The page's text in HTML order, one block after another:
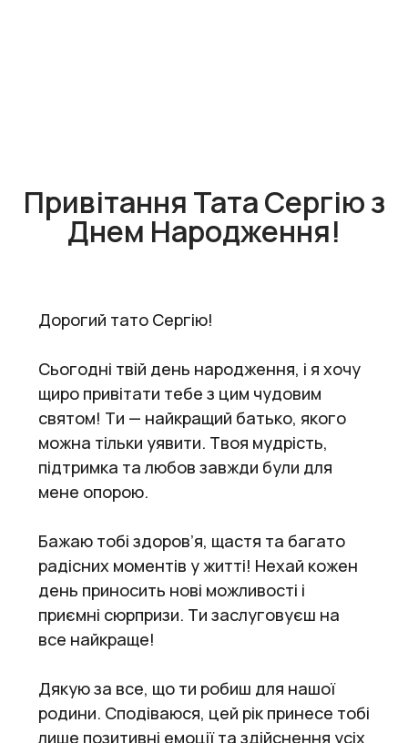
Привітання Тата Сергію з
Днем Народження!
Дорогий тато Сергію!
Сьогодні твій день народження, і я хочу
щиро привітати тебе з цим чудовим
святом! Ти — найкращий батько, якого
можна тільки уявити. Твоя мудрість,
підтримка та любов завжди були для
мене опорою.
Бажаю тобі здоров’я, щастя та багато
радісних моментів у житті! Нехай кожен
день приносить нові можливості і
приємні сюрпризи. Ти заслуговуєш на
все найкраще!
Дякую за все, що ти робиш для нашої
родини. Сподіваюся, цей рік принесе тобі
лише позитивні емоції та здійснення усіх